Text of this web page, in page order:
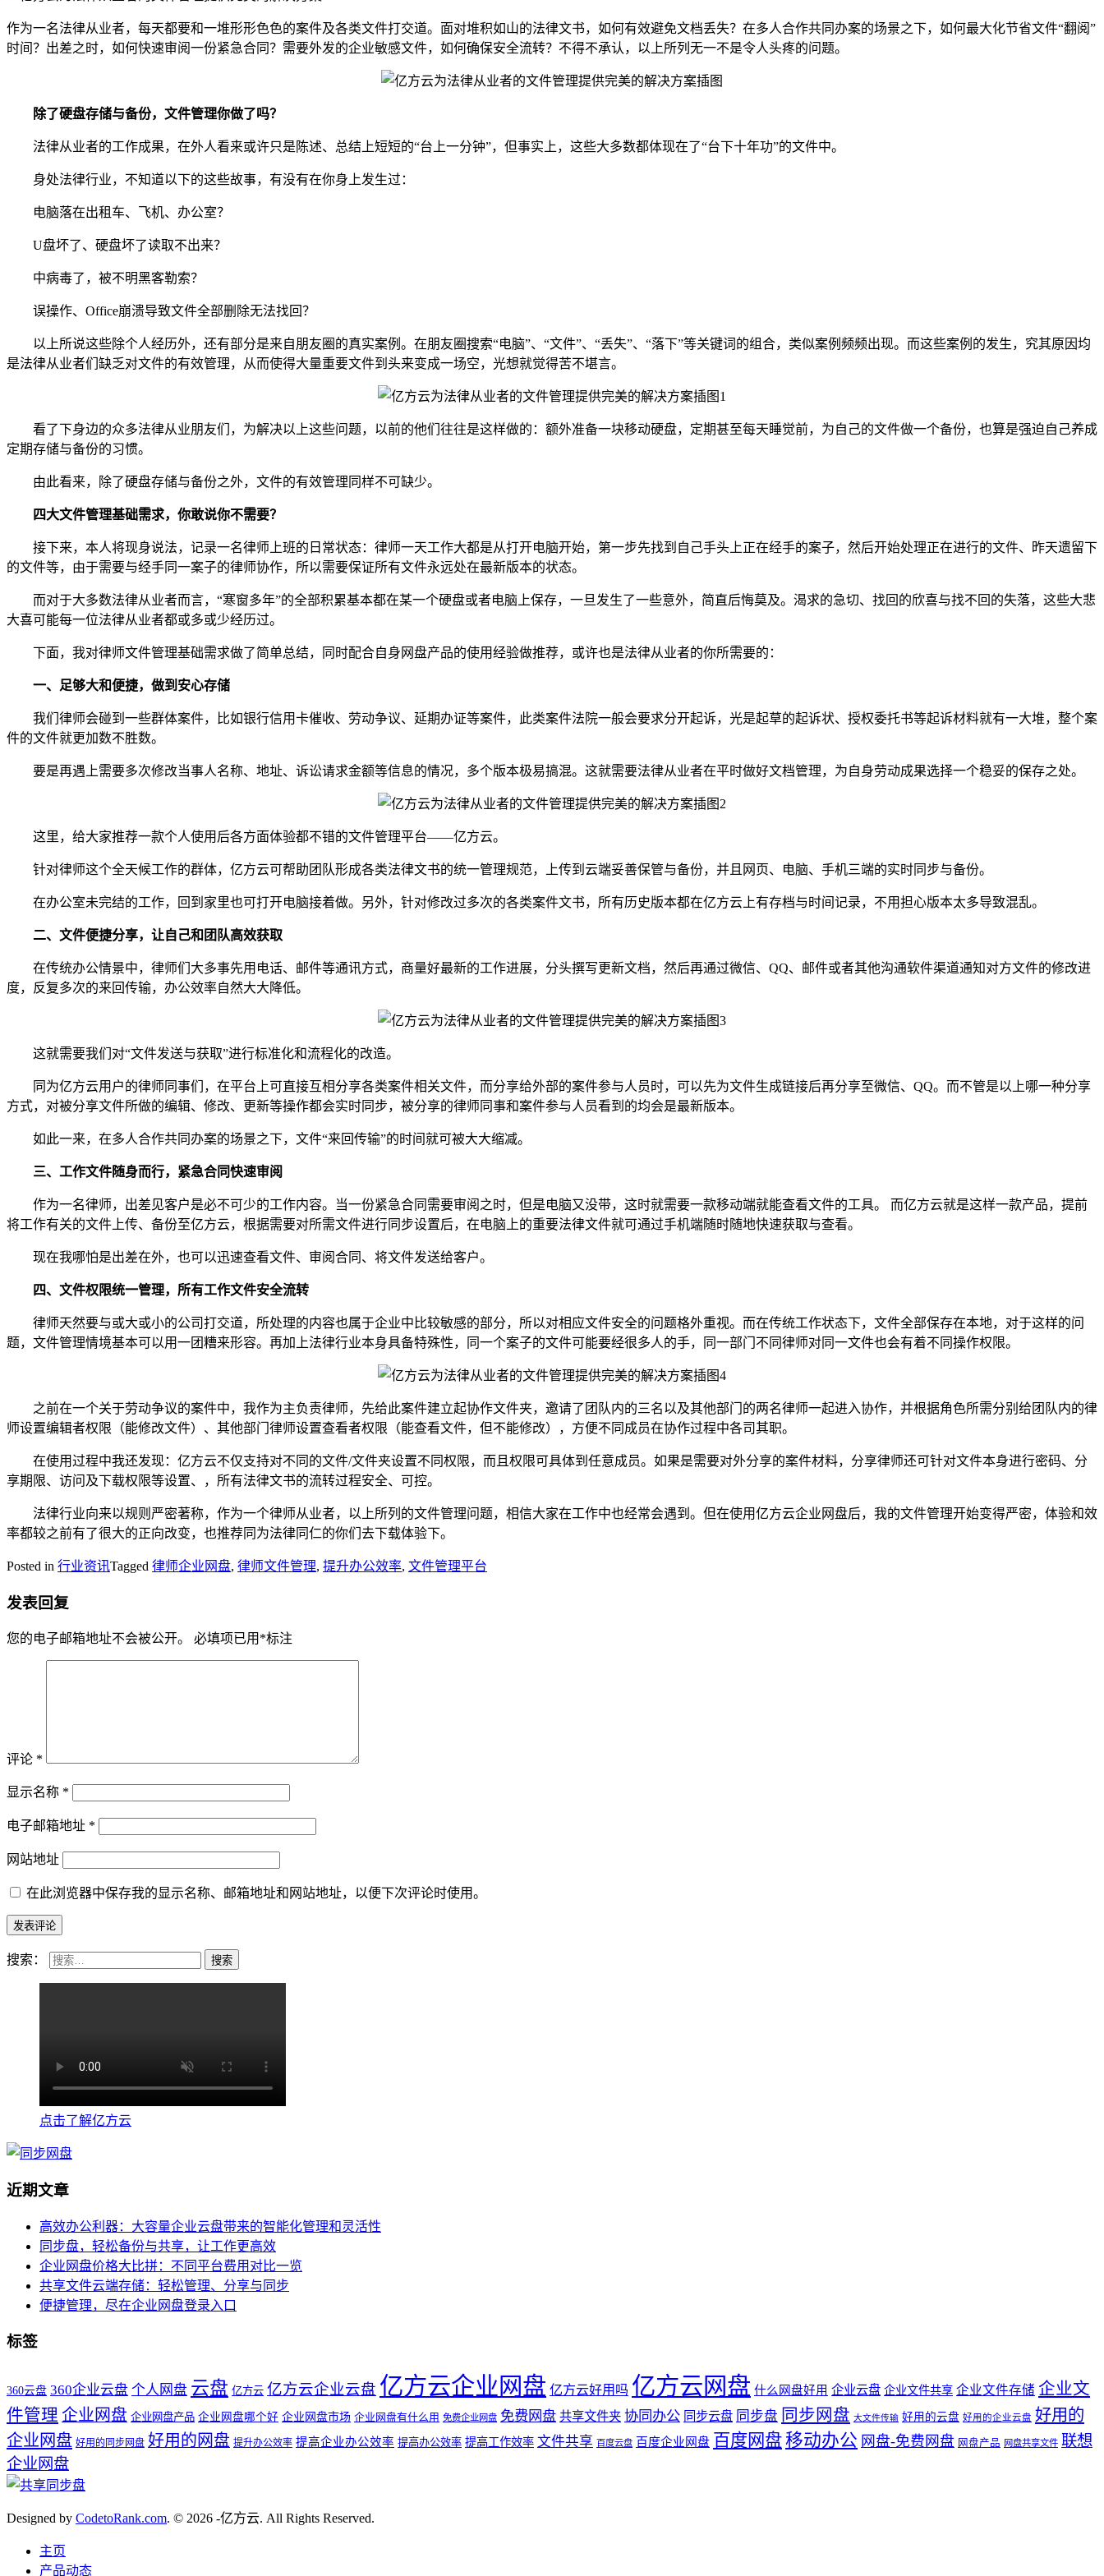
作为一名法律从业者，每天都要和一堆形形色色的案件及各类文件打交道。面对堆积如山的法律文书，如何有效避免文档丢失？在多人合作共同办案的场景之下，如何最大化节省文件“翻阅”
时间？出差之时，如何快速审阅一份紧急合同？需要外发的企业敏感文件，如何确保安全流转？不得不承认，以上所列无一不是令人头疼的问题。
除了硬盘存储与备份，文件管理你做了吗？
法律从业者的工作成果，在外人看来或许只是陈述、总结上短短的“台上一分钟”，但事实上，这些大多数都体现在了“台下十年功”的文件中。
身处法律行业，不知道以下的这些故事，有没有在你身上发生过：
电脑落在出租车、飞机、办公室？
U盘坏了、硬盘坏了读取不出来？
中病毒了，被不明黑客勒索？
误操作、Office崩溃导致文件全部删除无法找回？
以上所说这些除个人经历外，还有部分是来自朋友圈的真实案例。在朋友圈搜索“电脑”、“文件”、“丢失”、“落下”等关键词的组合，类似案例频频出现。而这些案例的发生，究其原因均
是法律从业者们缺乏对文件的有效管理，从而使得大量重要文件到头来变成一场空，光想就觉得苦不堪言。
看了下身边的众多法律从业朋友们，为解决以上这些问题，以前的他们往往是这样做的：额外准备一块移动硬盘，定期甚至每天睡觉前，为自己的文件做一个备份，也算是强迫自己养成
定期存储与备份的习惯。
由此看来，除了硬盘存储与备份之外，文件的有效管理同样不可缺少。
四大文件管理基础需求，你敢说你不需要？
接下来，本人将现身说法，记录一名律师上班的日常状态：律师一天工作大都是从打开电脑开始，第一步先找到自己手头上正在经手的案子，然后开始处理正在进行的文件、昨天遗留下
的文件等，由于需要与经手同一案子的律师协作，所以需要保证所有文件永远处在最新版本的状态。
而对于大多数法律从业者而言，“寒窗多年”的全部积累基本都在某一个硬盘或者电脑上保存，一旦发生了一些意外，简直后悔莫及。渴求的急切、找回的欣喜与找不回的失落，这些大悲
大喜可能每一位法律从业者都或多或少经历过。
下面，我对律师文件管理基础需求做了简单总结，同时配合自身网盘产品的使用经验做推荐，或许也是法律从业者的你所需要的：
一、足够大和便捷，做到安心存储
我们律师会碰到一些群体案件，比如银行信用卡催收、劳动争议、延期办证等案件，此类案件法院一般会要求分开起诉，光是起草的起诉状、授权委托书等起诉材料就有一大堆，整个案
件的文件就更加数不胜数。
要是再遇上需要多次修改当事人名称、地址、诉讼请求金额等信息的情况，多个版本极易搞混。这就需要法律从业者在平时做好文档管理，为自身劳动成果选择一个稳妥的保存之处。
这里，给大家推荐一款个人使用后各方面体验都不错的文件管理平台——亿方云。
针对律师这个全天候工作的群体，亿方云可帮助团队形成各类法律文书的统一管理规范，上传到云端妥善保管与备份，并且网页、电脑、手机三端的实时同步与备份。
在办公室未完结的工作，回到家里也可打开电脑接着做。另外，针对修改过多次的各类案件文书，所有历史版本都在亿方云上有存档与时间记录，不用担心版本太多导致混乱。
二、文件便捷分享，让自己和团队高效获取
在传统办公情景中，律师们大多事先用电话、邮件等通讯方式，商量好最新的工作进展，分头撰写更新文档，然后再通过微信、QQ、邮件或者其他沟通软件渠道通知对方文件的修改进
度，反复多次的来回传输，办公效率自然大大降低。
这就需要我们对“文件发送与获取”进行标准化和流程化的改造。
同为亿方云用户的律师同事们，在平台上可直接互相分享各类案件相关文件，而分享给外部的案件参与人员时，可以先为文件生成链接后再分享至微信、QQ。而不管是以上哪一种分享
方式，对被分享文件所做的编辑、修改、更新等操作都会实时同步，被分享的律师同事和案件参与人员看到的均会是最新版本。
如此一来，在多人合作共同办案的场景之下，文件“来回传输”的时间就可被大大缩减。
三、工作文件随身而行，紧急合同快速审阅
作为一名律师，出差见客户是必不可少的工作内容。当一份紧急合同需要审阅之时，但是电脑又没带，这时就需要一款移动端就能查看文件的工具。 而亿方云就是这样一款产品，提前
将工作有关的文件上传、备份至亿方云，根据需要对所需文件进行同步设置后，在电脑上的重要法律文件就可通过手机端随时随地快速获取与查看。
现在我哪怕是出差在外，也可以迅速查看文件、审阅合同、将文件发送给客户。
四、文件权限统一管理，所有工作文件安全流转
律师天然要与或大或小的公司打交道，所处理的内容也属于企业中比较敏感的部分，所以对相应文件安全的问题格外重视。而在传统工作状态下，文件全部保存在本地，对于这样的问
题，文件管理情境基本可以用一团糟来形容。再加上法律行业本身具备特殊性，同一个案子的文件可能要经很多人的手，同一部门不同律师对同一文件也会有着不同操作权限。
之前在一个关于劳动争议的案件中，我作为主负责律师，先给此案件建立起协作文件夹，邀请了团队内的三名以及其他部门的两名律师一起进入协作，并根据角色所需分别给团队内的律
师设置编辑者权限（能修改文件）、其他部门律师设置查看者权限（能查看文件，但不能修改），方便不同成员在协作过程中各司其职。
在使用过程中我还发现：亿方云不仅支持对不同的文件/文件夹设置不同权限，而且权限可具体到任意成员。如果是需要对外分享的案件材料，分享律师还可针对文件本身进行密码、分
享期限、访问及下载权限等设置、，所有法律文书的流转过程安全、可控。
法律行业向来以规则严密著称，作为一个律师从业者，以上所列的文件管理问题，相信大家在工作中也经常会遇到。但在使用亿方云企业网盘后，我的文件管理开始变得严密，体验和效
率都较之前有了很大的正向改变，也推荐同为法律同仁的你们去下载体验下。
Posted in 行业资讯Tagged 律师企业网盘, 律师文件管理, 提升办公效率, 文件管理平台
发表回复
您的电子邮箱地址不会被公开。 必填项已用 *标注
评论 *
显示名称 *
电子邮箱地址 *
网站地址
在此浏览器中保存我的显示名称、邮箱地址和网站地址，以便下次评论时使用。
搜索：
点击了解亿方云
近期文章
高效办公利器：大容量企业云盘带来的智能化管理和灵活性
同步盘，轻松备份与共享，让工作更高效
企业网盘价格大比拼：不同平台费用对比一览
共享文件云端存储：轻松管理、分享与同步
便捷管理，尽在企业网盘登录入口
标签
360云盘 360企业云盘 个人网盘 云盘 亿方云 亿方云企业云盘 亿方云企业网盘 亿方云好用吗 亿方云网盘 什么网盘好用 企业云盘 企业文件共享 企业文件存储 企业文
件管理 企业网盘 企业网盘产品 企业网盘哪个好 企业网盘市场 企业网盘有什么用 免费企业网盘 免费网盘 共享文件夹 协同办公 同步云盘 同步盘 同步网盘 大文件传输 好用的云盘 好用的企业云盘 好用的
企业网盘 好用的同步网盘 好用的网盘 提升办公效率 提高企业办公效率 提高办公效率 提高工作效率 文件共享 百度云盘 百度企业网盘 百度网盘 移动办公 网盘-免费网盘 网盘产品 网盘共享文件 联想
企业网盘
Designed by CodetoRank.com. © 2026 -亿方云. All Rights Reserved.
主页
产品动态